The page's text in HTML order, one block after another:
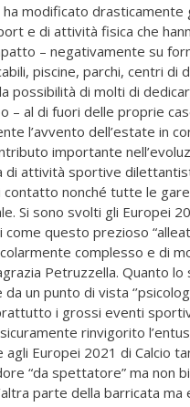
modificato drasticamente
e di attività fisica che
– negativamente su
piscine, parchi, centri
possibilità di molti di
– al di fuori delle proprie
l’avvento dell’estate in
importante
di attività sportive
nonché tutte le
Si sono svolti gli Europei
questo prezioso
complesso e di
Petruzzella. Quanto
un punto di vista
i grossi eventi
rinvigorito
Europei 2021 di Calcio
“da spettatore” ma non
parte della barricata